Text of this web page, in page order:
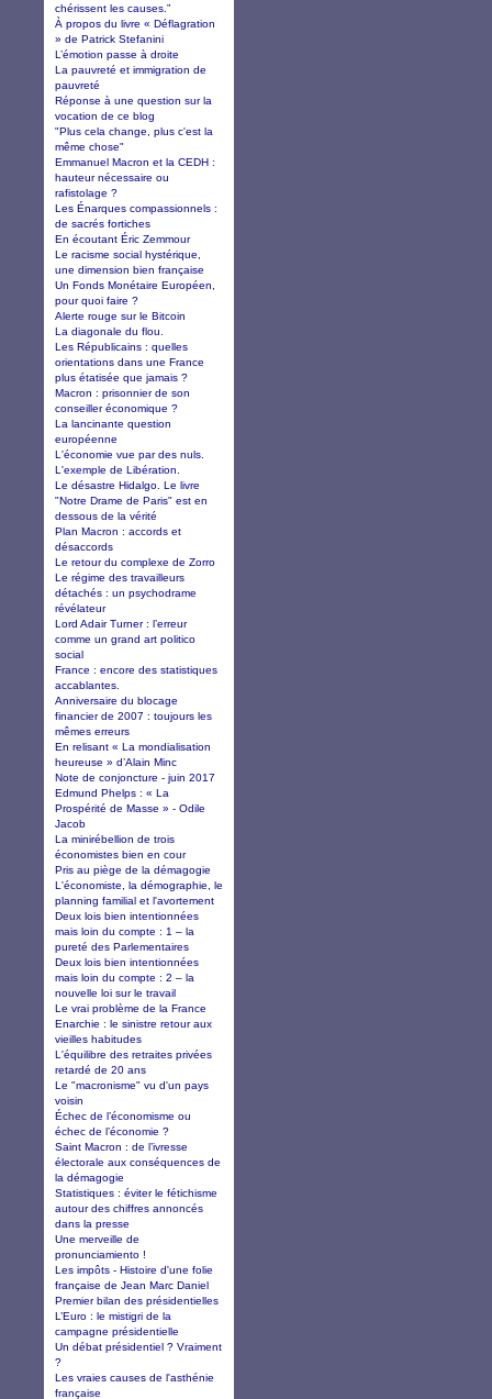
chérissent les causes.”
À propos du livre « Déflagration
» de Patrick Stefanini
L’émotion passe à droite
La pauvreté et immigration de
pauvreté
Réponse à une question sur la
vocation de ce blog
"Plus cela change, plus c'est la
même chose"
Emmanuel Macron et la CEDH :
hauteur nécessaire ou
rafistolage ?
Les Énarques compassionnels :
de sacrés fortiches
En écoutant Éric Zemmour
Le racisme social hystérique,
une dimension bien française
Un Fonds Monétaire Européen,
pour quoi faire ?
Alerte rouge sur le Bitcoin
La diagonale du flou.
Les Républicains : quelles
orientations dans une France
plus étatisée que jamais ?
Macron : prisonnier de son
conseiller économique ?
La lancinante question
européenne
L'économie vue par des nuls.
L'exemple de Libération.
Le désastre Hidalgo. Le livre
"Notre Drame de Paris" est en
dessous de la vérité
Plan Macron : accords et
désaccords
Le retour du complexe de Zorro
Le régime des travailleurs
détachés : un psychodrame
révélateur
Lord Adair Turner : l’erreur
comme un grand art politico
social
France : encore des statistiques
accablantes.
Anniversaire du blocage
financier de 2007 : toujours les
mêmes erreurs
En relisant « La mondialisation
heureuse » d’Alain Minc
Note de conjoncture - juin 2017
Edmund Phelps : « La
Prospérité de Masse » - Odile
Jacob
La minirébellion de trois
économistes bien en cour
Pris au piège de la démagogie
L'économiste, la démographie, le
planning familial et l'avortement
Deux lois bien intentionnées
mais loin du compte : 1 – la
pureté des Parlementaires
Deux lois bien intentionnées
mais loin du compte : 2 – la
nouvelle loi sur le travail
Le vrai problème de la France
Enarchie : le sinistre retour aux
vieilles habitudes
L'équilibre des retraites privées
retardé de 20 ans
Le "macronisme" vu d'un pays
voisin
Échec de l’économisme ou
échec de l’économie ?
Saint Macron : de l’ivresse
électorale aux conséquences de
la démagogie
Statistiques : éviter le fétichisme
autour des chiffres annoncés
dans la presse
Une merveille de
pronunciamiento !
Les impôts - Histoire d'une folie
française de Jean Marc Daniel
Premier bilan des présidentielles
L’Euro : le mistigri de la
campagne présidentielle
Un débat présidentiel ? Vraiment
?
Les vraies causes de l'asthénie
française